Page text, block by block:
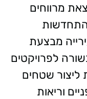
מרווחים
מבצעת
לפרויקטים
ליצור שטחים
וריאות